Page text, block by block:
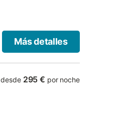
Más detalles
desde 295 € por noche